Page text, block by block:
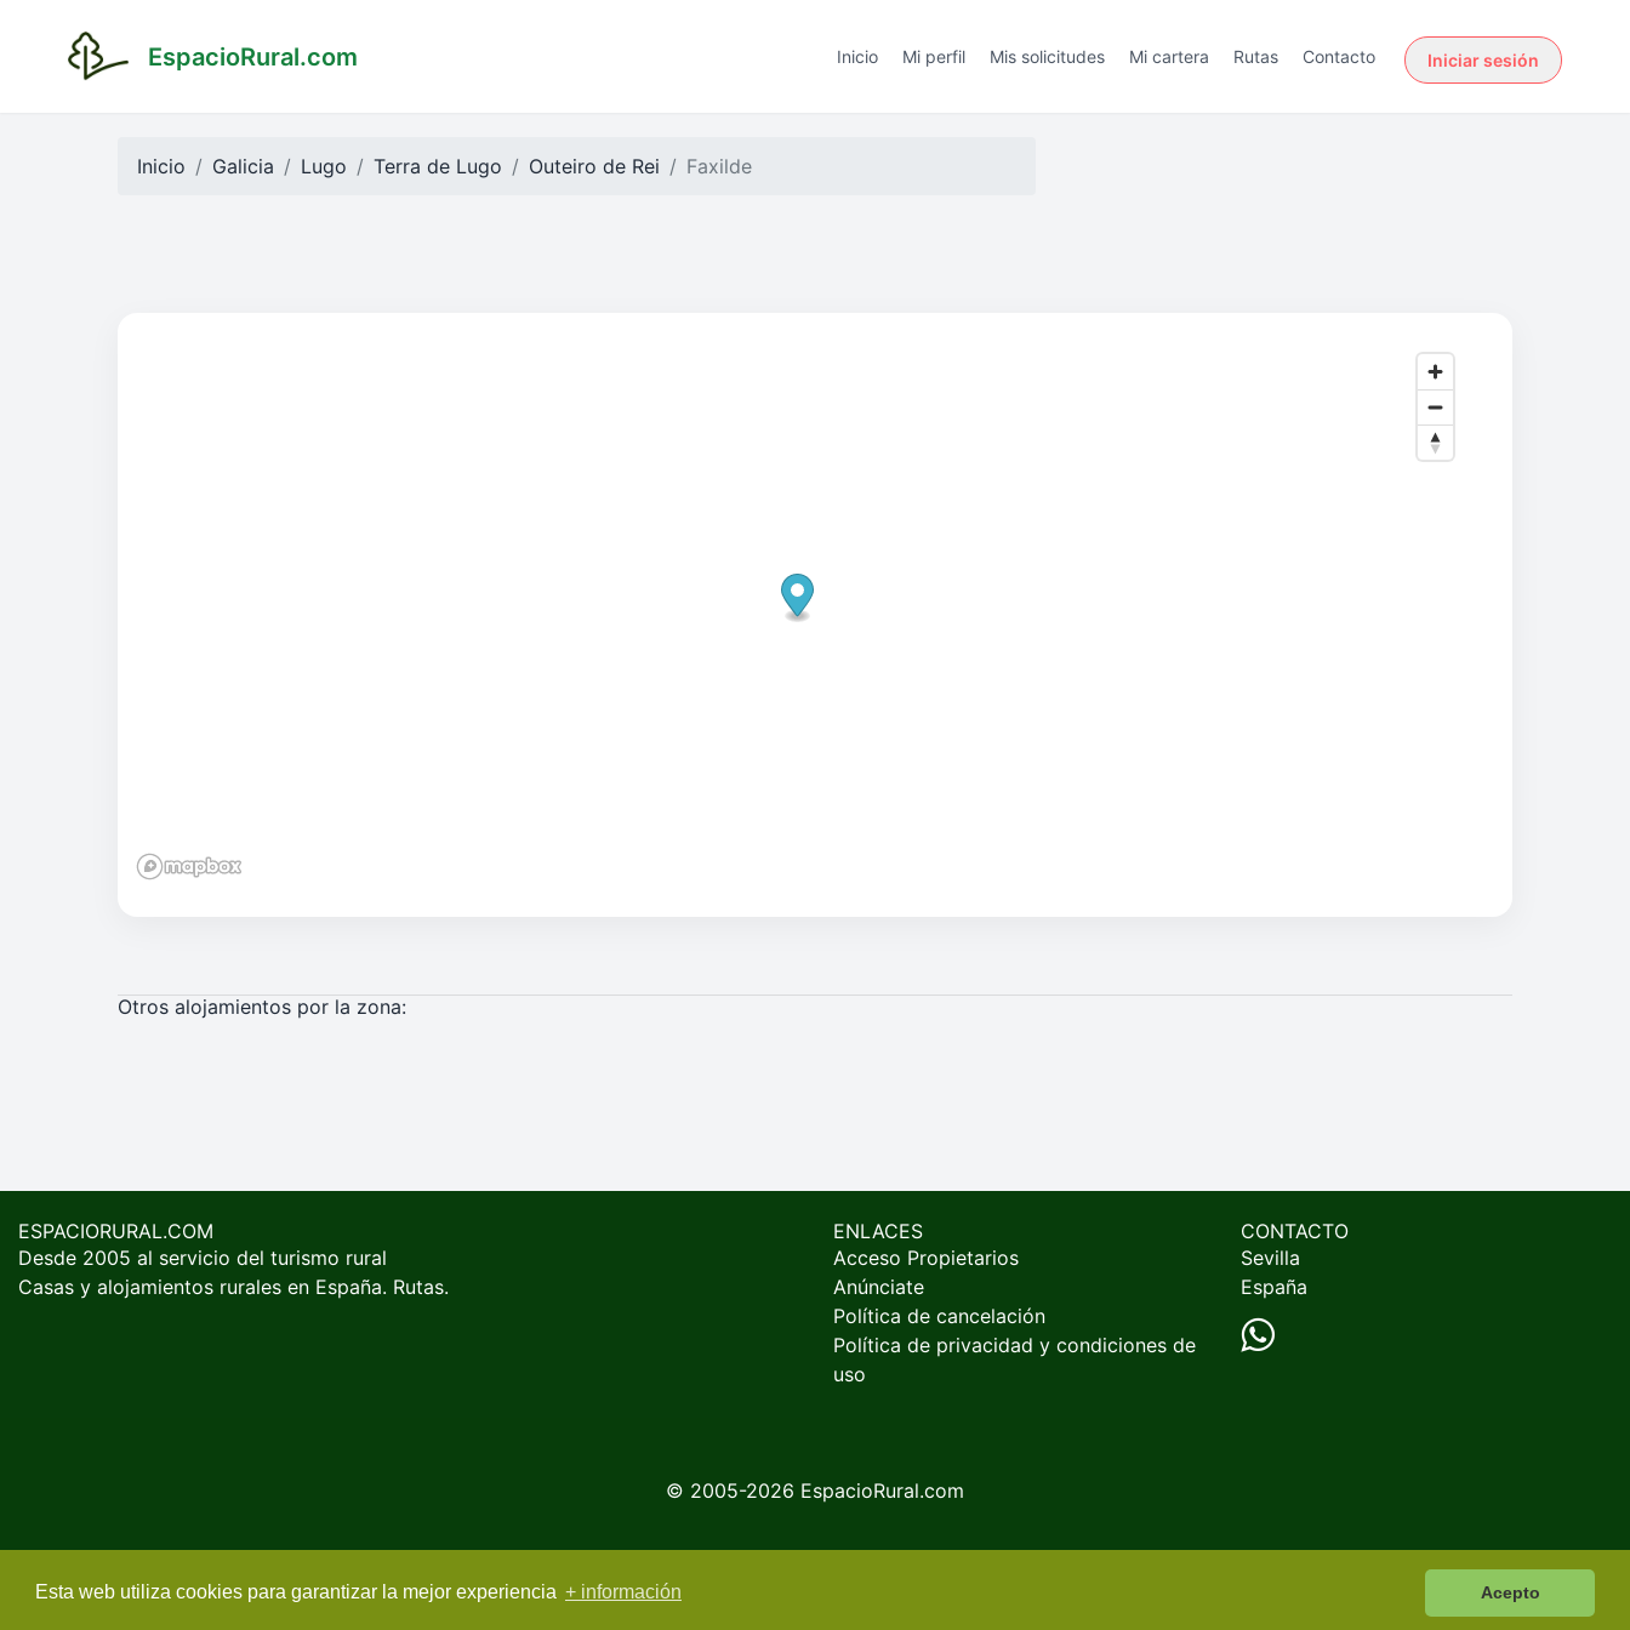
Esta web utiliza cookies para garantizar la mejor experiencia + información Acepto
EspacioRural.com Inicio Mi perfil Mis solicitudes Mi cartera Rutas Contacto Iniciar sesión
Inicio Galicia Lugo Terra de Lugo Outeiro de Rei Faxilde
Otros alojamientos por la zona:
ESPACIORURAL.COM
Desde 2005 al servicio del turismo rural
Casas y alojamientos rurales en España. Rutas.
ENLACES
Acceso Propietarios
Anúnciate
Política de cancelación
Política de privacidad y condiciones de
uso
CONTACTO
Sevilla
España
© 2005-2026 EspacioRural.com